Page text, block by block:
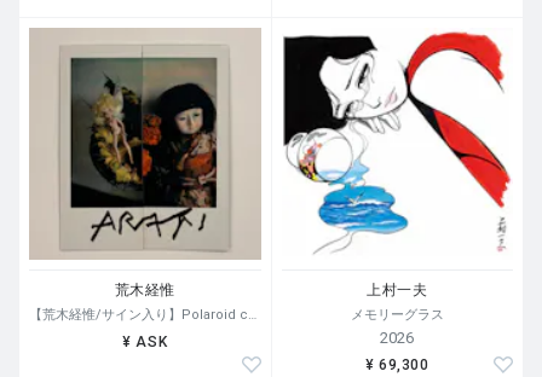
荒木経惟
¥ ASK
上村一夫
メモリーグラス
2026
¥ 69,300